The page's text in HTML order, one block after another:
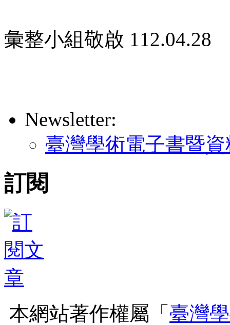
彙整小組敬啟 112.04.28
Newsletter:
臺灣學術電子書暨
訂閱
本網站著作權屬「 臺灣